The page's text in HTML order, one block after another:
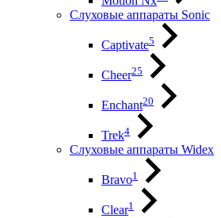
Слуховые аппараты Sonic
Captivate5
Cheer25
Enchant20
Trek4
Слуховые аппараты Widex
Bravo1
Clear1